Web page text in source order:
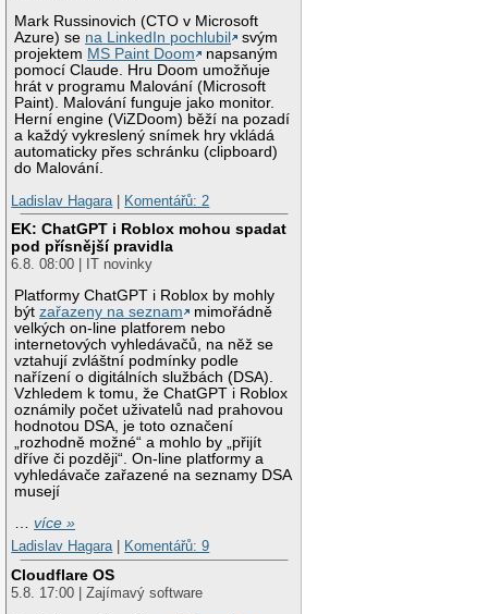
Mark Russinovich (CTO v Microsoft
Azure) se na LinkedIn pochlubil
svým
projektem MS Paint Doom
napsaným
pomocí Claude. Hru Doom umožňuje
hrát v programu Malování (Microsoft
Paint). Malování funguje jako monitor.
Herní engine (ViZDoom) běží na pozadí
a každý vykreslený snímek hry vkládá
automaticky přes schránku (clipboard)
do Malování.
Ladislav Hagara
Komentářů: 2
EK: ChatGPT i Roblox mohou spadat
pod přísnější pravidla
6.8. 08:00 | IT novinky
Platformy ChatGPT i Roblox by mohly
býtzařazeny na seznam
mimořádně
velkých on-line platforem nebo
internetových vyhledávačů, na něž se
vztahují zvláštní podmínky podle
nařízení o digitálních službách (DSA).
Vzhledem k tomu, že ChatGPT i Roblox
oznámily počet uživatelů nad prahovou
hodnotou DSA, je toto označení
„rozhodně možné“ a mohlo by „přijít
dříve či později“. On-line platformy a
vyhledávače zařazené na seznamy DSA
musejí
…více »
Ladislav Hagara| Komentářů: 9
Cloudflare OS
5.8. 17:00 | Zajímavý software